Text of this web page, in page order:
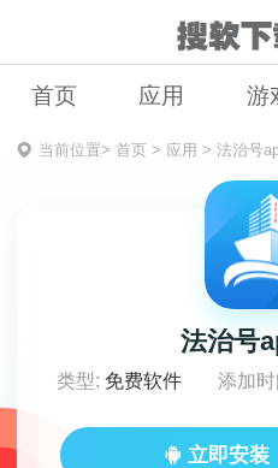
首页 应用 游
当前位置> 首页> 应用 > 法治号
法治号
类型: 免费软件 添加时
立即安装